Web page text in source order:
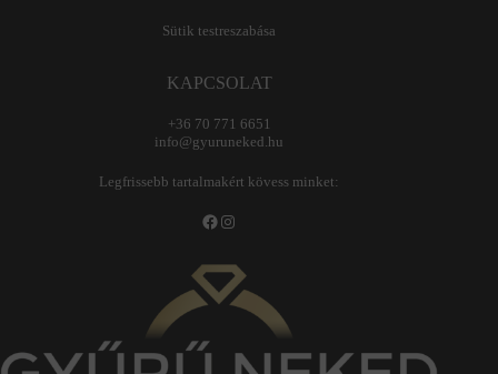
Sütik testreszabása
KAPCSOLAT
+36 70 771 6651
info@gyuruneked.hu
Legfrissebb tartalmakért kövess minket:
Facebook
Instagram